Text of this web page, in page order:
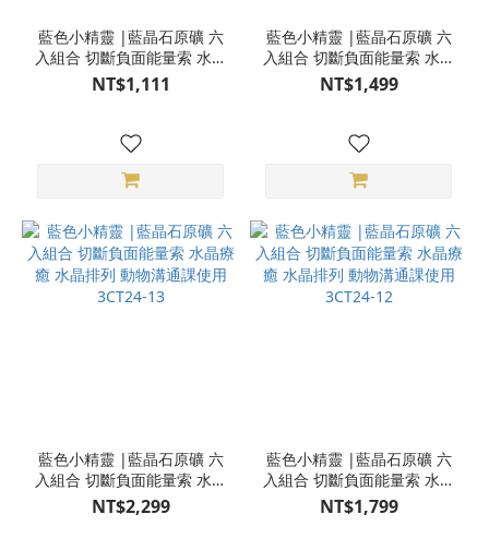
藍色小精靈 |藍晶石原礦 六
入組合 切斷負面能量索 水晶
療癒 水晶排列 動物溝通課使
用 3CT24-15
NT$1,111
藍色小精靈 |藍晶石原礦 六
入組合 切斷負面能量索 水晶
療癒 水晶排列 動物溝通課使
用 3CT24-14
NT$1,499
藍色小精靈 |藍晶石原礦 六
入組合 切斷負面能量索 水晶
療癒 水晶排列 動物溝通課使
用 3CT24-13
NT$2,299
藍色小精靈 |藍晶石原礦 六
入組合 切斷負面能量索 水晶
療癒 水晶排列 動物溝通課使
用 3CT24-12
NT$1,799